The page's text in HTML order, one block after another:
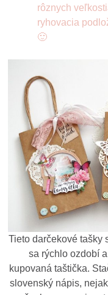
rôznych
ryhovacia
🙂
Tieto darčekové tašky
sa rýchlo ozdobí
kupovaná taštička.
slovenský nápis,